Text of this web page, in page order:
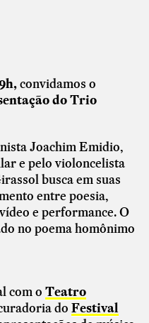
convidamos o
do Trio
Joachim Emidio,
e pelo violoncelista
busca em suas
entre poesia,
e performance. O
no poema homônimo
com o Teatro
doFestival